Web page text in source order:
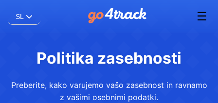
SL ☰
Politika zasebnosti
Preberite, kako varujemo vašo zasebnost in ravnamo
z vašimi osebnimi podatki.